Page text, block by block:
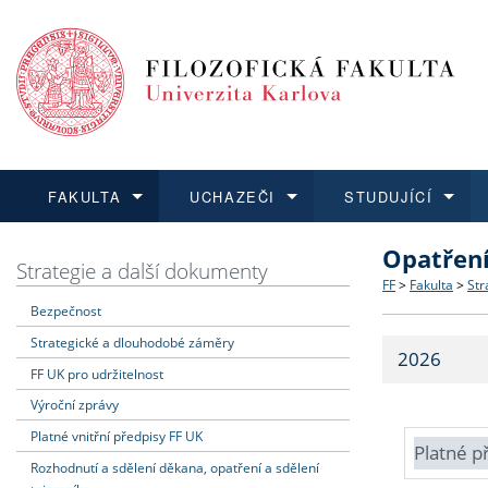
FAKULTA
Dozvědět se více
Struktura
Strategie
Fakultní
UCHAZEČI
Podat přihlášku
Co
Učitelské
STUDUJÍCÍ
Dozvědět se více
Dozvědět se více
O vědě a
Dozvědět se více
Aktuální
Strategie a další dokumenty
Bezpečnost
Strategické a dlouhodobé záměry
FF UK pro udržitelnost
Výroční zprávy
Platné vnitřní předpisy FF UK
Rozhodnutí a sdělení děkana, opatření a sdělení
FF > Fakulta >
2026
Platné